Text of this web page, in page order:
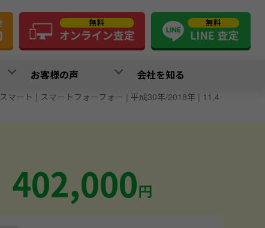
お客様の声 会社を知る
スマート | スマートフォーフォー | 平成30年/2018年 | 11,4
402,000円